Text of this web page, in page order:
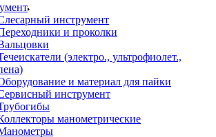
инструмент
и проколки
(электро., ультрофиолет.,
и материал для пайки
инструмент
манометрические